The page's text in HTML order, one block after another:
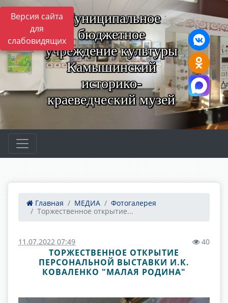
Версия сайта
для
слабовидящих
Муниципальное
бюджетное
учреждение культуры
Камышинский
историко-
краеведческий музей
Главная МЕДИА
Фотогалерея
Торжественное открытие...
11.07.2022 07:49 40
ТОРЖЕСТВЕННОЕ ОТКРЫТИЕ
ПЕРСОНАЛЬНОЙ ВЫСТАВКИ И.К.
КОВАЛЕНКО "МАЛАЯ РОДИНА"